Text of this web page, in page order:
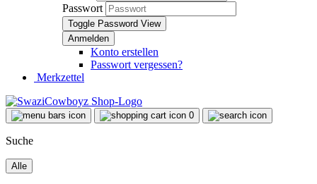
Passwort
Toggle Password View
Konto erstellen
Passwort vergessen?
Merkzettel
0
Suche
Alle